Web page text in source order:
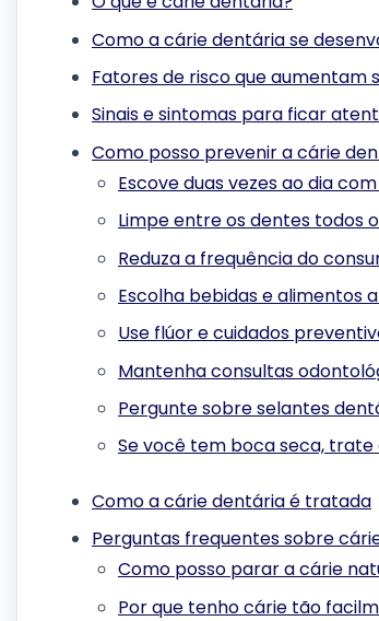
Como a cárie dentária se
Fatores de risco que aumentam
Sinais e sintomas para ficar
Como posso prevenir a cárie
Escove duas vezes ao dia
Limpe entre os dentes todos
Reduza a frequência do
Escolha bebidas e alimentos
Use flúor e cuidados
Mantenha consultas
Pergunte sobre selantes
Se você tem boca seca, trate
Como a cárie dentária é tratada
Perguntas frequentes sobre
Como posso parar a cárie
Por que tenho cárie tão